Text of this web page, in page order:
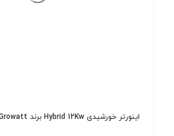
اینورتر خورشیدی Hybrid 12Kw برند Growatt مدل SPE 12000 ES